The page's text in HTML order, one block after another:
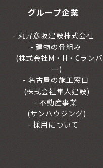
グループ企業
丸昇彦坂建設株式会社
建物の骨組み
(株式会社M・H・Cランバ
ー)
名古屋の施工窓口
(株式会社隼人建設)
不動産事業
(サンハウジング)
採用について